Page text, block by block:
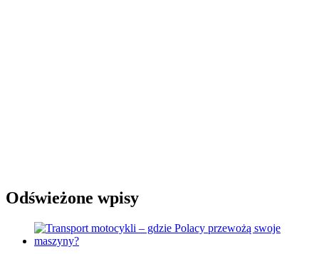
Odświeżone wpisy